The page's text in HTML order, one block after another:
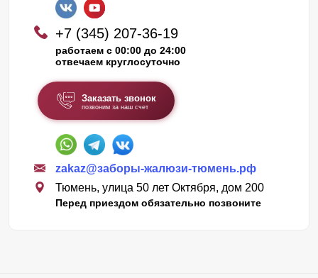
+7 (345) 207-36-19
работаем с 00:00 до 24:00
отвечаем круглосуточно
Заказать звонок
позвоним за наш счет
zakaz@заборы-жалюзи-тюмень.рф
Тюмень, улица 50 лет Октября, дом 200
Перед приездом обязательно позвоните